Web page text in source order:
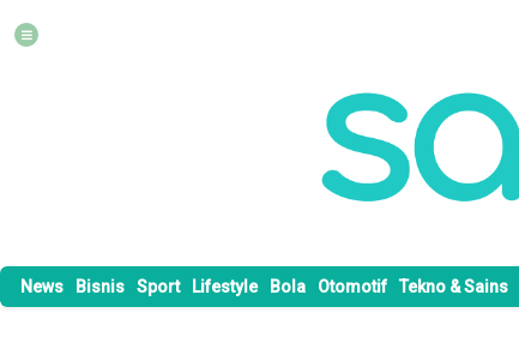
News Bisnis Sport Lifestyle Bola Otomotif Tekno & Sains